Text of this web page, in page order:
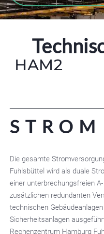
HAM2
STROM
Die gesamte
Fuhlsbüttel wird als duale
einer unterbrechungsfreien
zusätzlichen redundanten
technischen
Sicherheitsanlagen
Rechenzentrum Hamburg